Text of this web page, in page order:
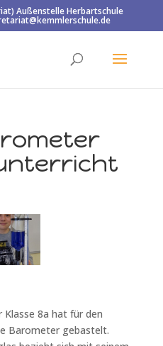
Außenstelle Herbartschule
Klasse 8a hat für den
Barometer gebastelt.